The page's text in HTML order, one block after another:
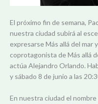
El próximo fin de semana,
nuestra ciudad subirá al
expresarse Más allá del mar
coprotagonista de Más allá
actúa Alejandro Orlando.
y sábado 8 de junio a las
En nuestra ciudad el